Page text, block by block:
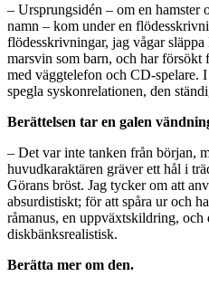
– Ursprungsidén – om en hamster
namn – kom under en
flödesskrivningar, jag vågar släppa
marsvin som barn, och har
med väggtelefon och CD-spelare.
spegla syskonrelationen, den
Berättelsen tar en galen
– Det var inte tanken från början,
huvudkaraktären gräver ett hål i
Görans bröst. Jag tycker om att
absurdistiskt; för att spåra ur och
råmanus, en uppväxtskildring, och
diskbänksrealistisk.
Berätta mer om den.